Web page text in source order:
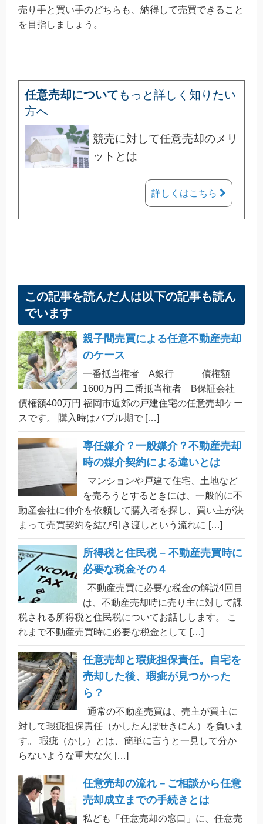
売り手と買い手のどちらも、納得して売買できること
を目指しましょう。
任意売却についてもっと詳しく知りたい
方へ
競売に対して任意売却のメリ
ットとは
詳しくはこちら
この記事を読んだ人は以下の記事も読ん
でいます
親子間売買による任意不動産売却
のケース
一番抵当権者 A銀行 債権額
1600万円 二番抵当権者 B保証会社
債権額400万円 福岡市近郊の戸建住宅の任意売却ケー
スです。 購入時はバブル期で […]
専任媒介？一般媒介？不動産売却
時の媒介契約による違いとは
マンションや戸建て住宅、土地など
を売ろうとするときには、一般的に不
動産会社に仲介を依頼して購入者を探し、買い主が決
まって売買契約を結び引き渡しという流れに […]
所得税と住民税 – 不動産売買時に
必要な税金その４
不動産売買に必要な税金の解説4回目
は、不動産売却時に売り主に対して課
税される所得税と住民税についてお話しします。 こ
れまで不動産売買時に必要な税金として […]
任意売却と瑕疵担保責任。自宅を
売却した後、瑕疵が見つかった
ら？
通常の不動産売買は、売主が買主に
対して瑕疵担保責任（かしたんぽせきにん）を負いま
す。 瑕疵（かし）とは、簡単に言うと一見して分か
らないような重大な欠 […]
任意売却の流れ－ご相談から任意
売却成立までの手続きとは
私ども「任意売却の窓口」に、任意売